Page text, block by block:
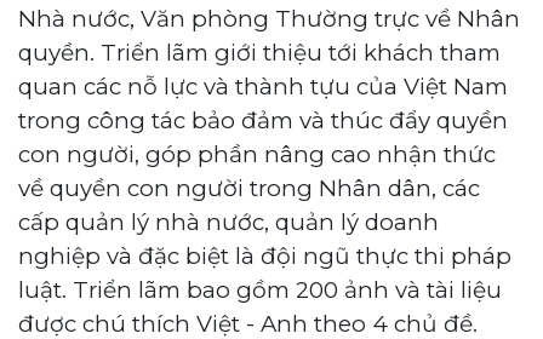
Nhà nước, Văn phòng Thường trực về Nhân
quyền. Triển lãm giới thiệu tới khách tham
quan các nỗ lực và thành tựu của Việt Nam
trong công tác bảo đảm và thúc đẩy quyền
con người, góp phần nâng cao nhận thức
về quyền con người trong Nhân dân, các
cấp quản lý nhà nước, quản lý doanh
nghiệp và đặc biệt là đội ngũ thực thi pháp
luật. Triển lãm bao gồm 200 ảnh và tài liệu
được chú thích Việt - Anh theo 4 chủ đề.